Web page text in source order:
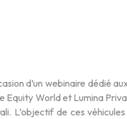
d’un webinaire dédié
Equity World et Lumina
L’objectif de ces